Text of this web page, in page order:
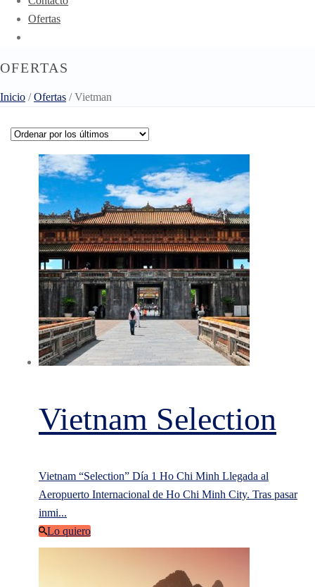
Ofertas
OFERTAS
Inicio /Ofertas /Vietman
Vietnam Selection
Vietnam “Selection” Día 1 Ho Chi Minh Llegada al
Aeropuerto Internacional de Ho Chi Minh City. Tras pasar
inmi...
Lo quiero